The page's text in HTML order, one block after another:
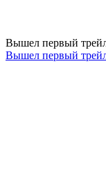
Вышел первый
Вышел первый